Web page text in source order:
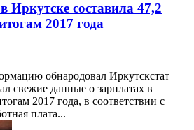
Иркутске составила 47,2
2017 года
обнародовал Иркутскстат
свежие данные о зарплатах в
2017 года, в соответствии с
плата...